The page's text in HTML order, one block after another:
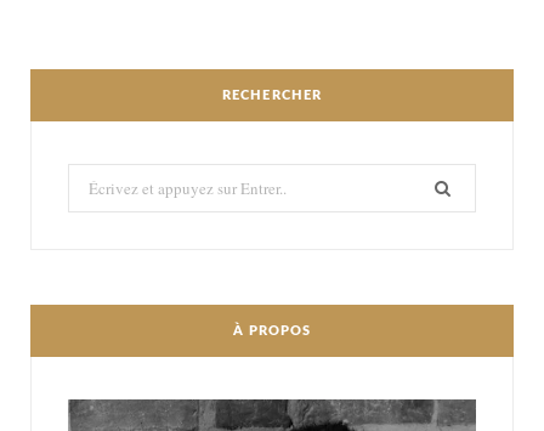
RECHERCHER
Recherché:
À PROPOS